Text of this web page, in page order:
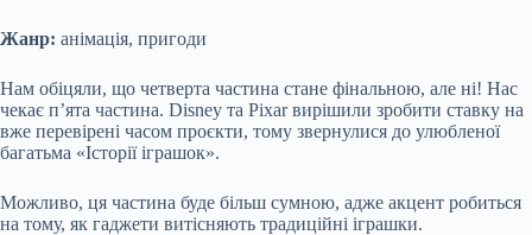
Жанр: анімація, пригоди
Нам обіцяли, що четверта частина стане фінальною, але ні! Нас
чекає п’ята частина. Disney та Pixar вирішили зробити ставку на
вже перевірені часом проєкти, тому звернулися до улюбленої
багатьма «Історії іграшок».
Можливо, ця частина буде більш сумною, адже акцент робиться
на тому, як гаджети витісняють традиційні іграшки.